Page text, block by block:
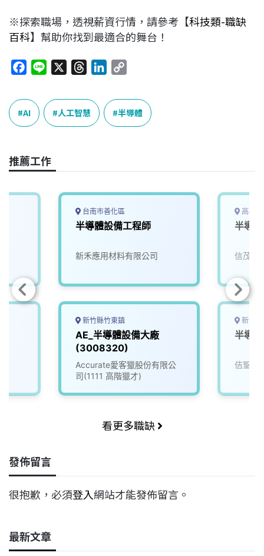
※探索職場，透視薪資行情，請參考【科技類-職缺
百科】幫助你找到最適合的舞台！
c
e
b
o
k
n
r
e
a
n
e
n
p
y
L
k
AI 人工智慧 半導體
推薦工作
台南市善化區
半導體設備工程師
新禾應用材料有限公司
新竹縣竹東鎮
AE_半導體設備大廠
(3008320)
Accurate愛客獵股份有限公
司(1111 高階獵才)
高雄
半導
信茂科
新竹
半導
佶聖科
看更多職缺
發佈留言
很抱歉，必須登入網站才能發佈留言。
最新文章